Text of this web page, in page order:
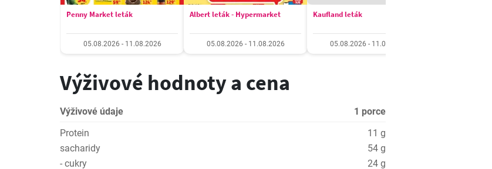
Penny Market leták
05.08.2026 - 11.08.2026
Albert leták - Hypermarket
05.08.2026 - 11.08.2026
Kaufland leták
05.08.2026 - 11.08.2026
Výživové hodnoty a cena
Výživové údaje
1 porce
Protein
11 g
sacharidy
54 g
- cukry
24 g